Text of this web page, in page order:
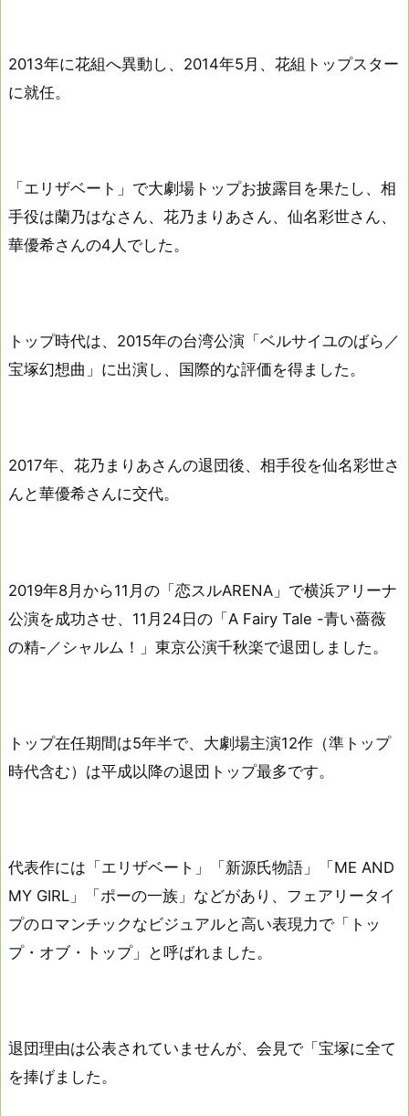
2013年に花組へ異動し、2014年5月、花組トップスター
に就任。
「エリザベート」で大劇場トップお披露目を果たし、相
手役は蘭乃はなさん、花乃まりあさん、仙名彩世さん、
華優希さんの4人でした。
トップ時代は、2015年の台湾公演「ベルサイユのばら／
宝塚幻想曲」に出演し、国際的な評価を得ました。
2017年、花乃まりあさんの退団後、相手役を仙名彩世さ
んと華優希さんに交代。
2019年8月から11月の「恋スルARENA」で横浜アリーナ
公演を成功させ、11月24日の「A Fairy Tale -青い薔薇
の精-／シャルム！」東京公演千秋楽で退団しました。
トップ在任期間は5年半で、大劇場主演12作（準トップ
時代含む）は平成以降の退団トップ最多です。
代表作には「エリザベート」「新源氏物語」「ME AND
MY GIRL」「ポーの一族」などがあり、フェアリータイ
プのロマンチックなビジュアルと高い表現力で「トッ
プ・オブ・トップ」と呼ばれました。
退団理由は公表されていませんが、会見で「宝塚に全て
を捧げました。